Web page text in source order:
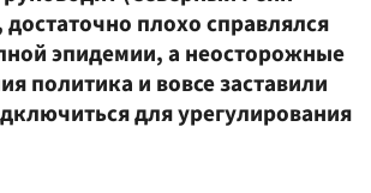
плохо справлялся
эпидемии, а неосторожные
политика и вовсе заставили
для урегулирования